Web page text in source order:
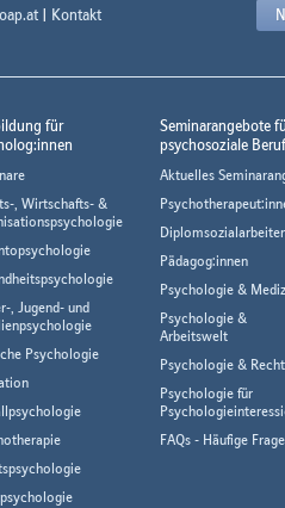
| Kontakt
für
, Wirtschafts- &
, Jugend- und
Psychologie
Seminarangebote
psychosoziale
Aktuelles
Pädagog:innen
Psychologie &
Psychologie &
Arbeitswelt
Psychologie & Recht
Psychologie für
FAQs - Häufige